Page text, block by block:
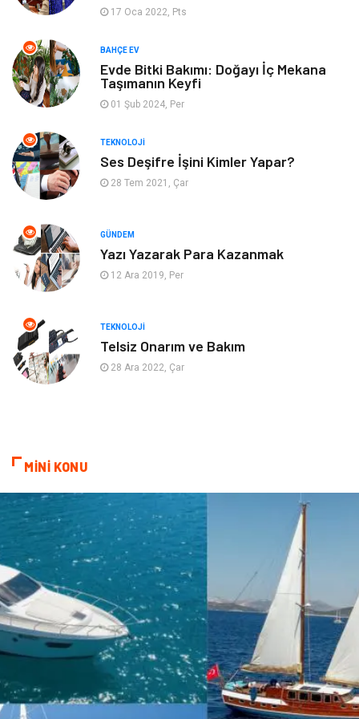
Plastik Aksesuar
Hizmet Hediyelik Eşya
İnternet
Endüstriyel Ürünler
Markalar
Kültür
Pazarlama
Alüminyum Tarım & Hayvancılık
17 Oca 2022, Pts
BAHÇE EV
Evde Bitki Bakımı: Doğayı İç Mekana
Taşımanın Keyfi
01 Şub 2024, Per
TEKNOLOJI
Ses Deşifre İşini Kimler Yapar?
28 Tem 2021, Çar
GÜNDEM
Yazı Yazarak Para Kazanmak
12 Ara 2019, Per
TEKNOLOJI
Telsiz Onarım ve Bakım
28 Ara 2022, Çar
MİNİ KONU